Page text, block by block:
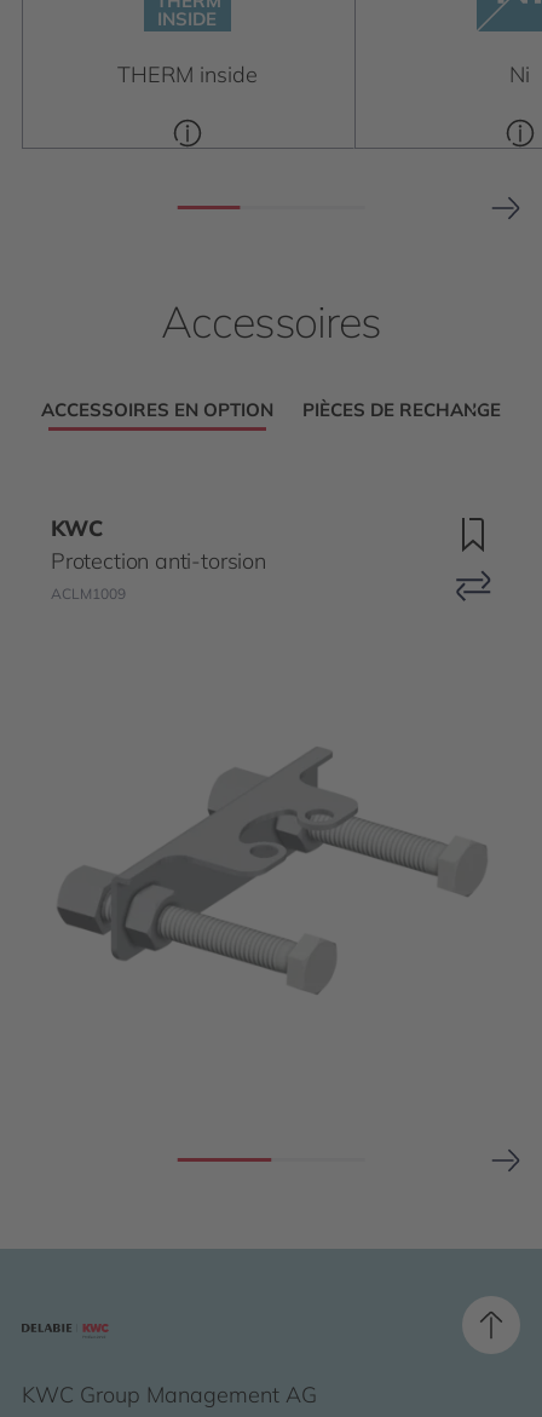
INSIDE
THERM inside Ni
Accessoires
ACCESSOIRES EN OPTION PIÈCES DE RECHANGE
KWC
Protection anti-torsion
ACLM1009
KWC Group Management AG